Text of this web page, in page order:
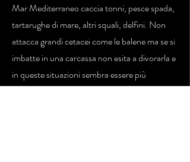
Mar Mediterraneo caccia tonni, pesce spada,
tartarughe di mare, altri squali, delfini. Non
attacca grandi cetacei come le balene ma se si
imbatte in una carcassa non esita a divorarla e
in queste situazioni sembra essere più